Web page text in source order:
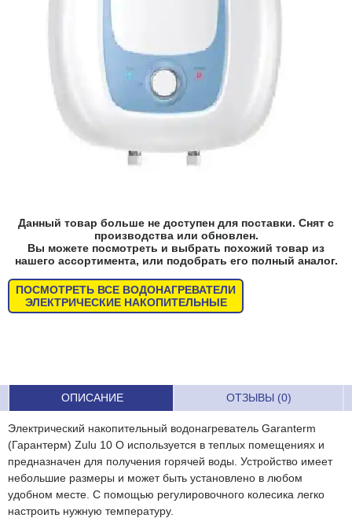
Данный товар больше не доступен для поставки. Снят с
производства или обновлен.
Вы можете посмотреть и выбрать похожий товар из
нашего ассортимента, или подобрать его полный аналог.
ПОСМОТРЕТЬ ВСЕ ВОДОНАГРЕВАТЕЛИ
ЭЛЕКТРИЧЕСКИЕ НАКОПИТЕЛЬНЫЕ
ОПИСАНИЕ ОТЗЫВЫ (0)
Электрический накопительный водонагреватель Garanterm
(Гарантерм) Zulu 10 O используется в теплых помещениях и
предназначен для получения горячей воды. Устройство имеет
небольшие размеры и может быть установлено в любом
удобном месте. С помощью регулировочного колесика легко
настроить нужную температуру.